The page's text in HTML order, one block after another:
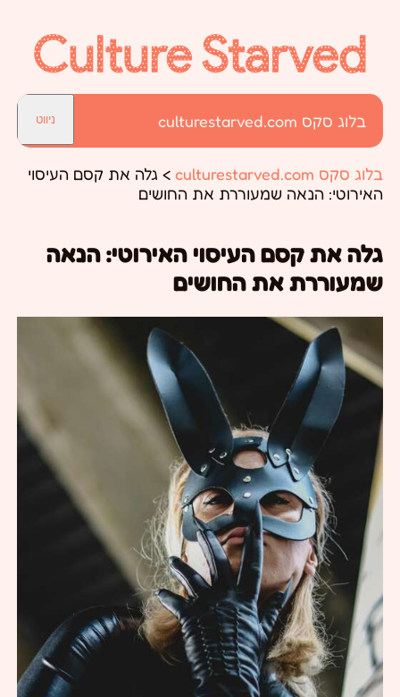
בלוג סקס culturestarved.com ניווט
בלוג סקס culturestarved.com > גלה את קסם העיסוי
האירוטי: הנאה שמעוררת את החושים
גלה את קסם העיסוי האירוטי: הנאה
שמעוררת את החושים